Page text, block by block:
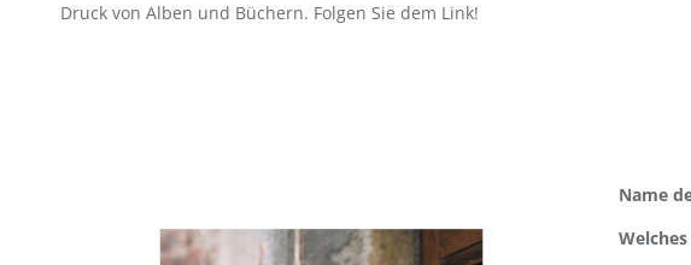
Druck von Alben und Büchern. Folgen Sie dem Link!
Name